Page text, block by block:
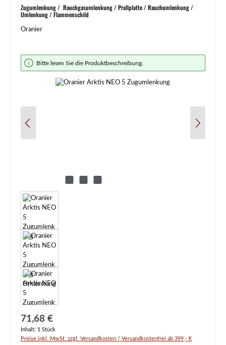
Zugumlenkung / Rauchgasumlenkung / Prallplatte / Rauchumlenkung /
Umlenkung / Flammenschild
Oranier
Bildergalerie überspringen
Bitte lesen Sie die Produktbeschreibung.
Regulärer Preis:
71,68 €
Inhalt: 1 Stück
Preise inkl. MwSt. zzgl. Versandkosten / Versandkostenfrei ab 399,- €